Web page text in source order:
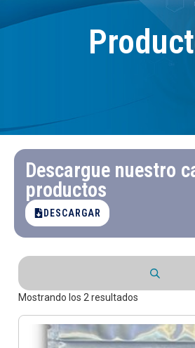
Descargue nuestro
productos
DESCARGAR
Mostrando los 2 resultados